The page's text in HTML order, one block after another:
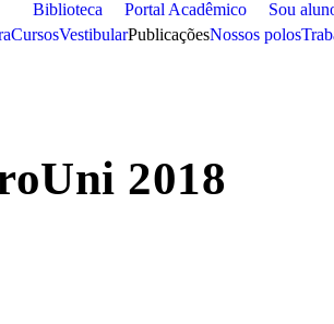
Biblioteca Portal Acadêmico Sou
cursos vestibular publicações nossos polos
2018